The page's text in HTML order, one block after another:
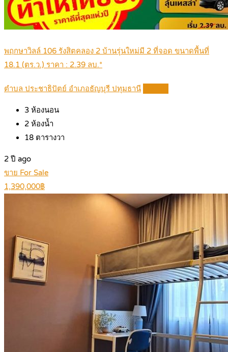
พฤกษาวิลล์ 106 รังสิตคลอง 2 บ้านรุ่นใหม่มี 2 ที่จอด ขนาดพื้นที่
18.1 (ตร.ว.) ราคา : 2.39 ลบ.*
ตำบล ประชาธิปัตย์ อำเภอธัญบุรี ปทุมธานี
3 ห้องนอน
2 ห้องน้ำ
18 ตารางวา
2 ปี ago
ขาย For Sale
1,390,000฿